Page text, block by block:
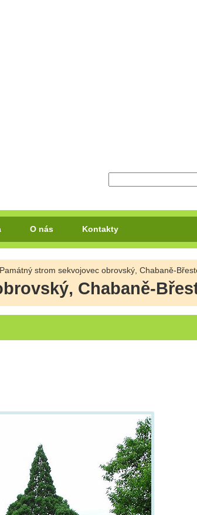
O nás Kontakty
strom sekvojovec obrovský, Chabaně-
Chabaně-